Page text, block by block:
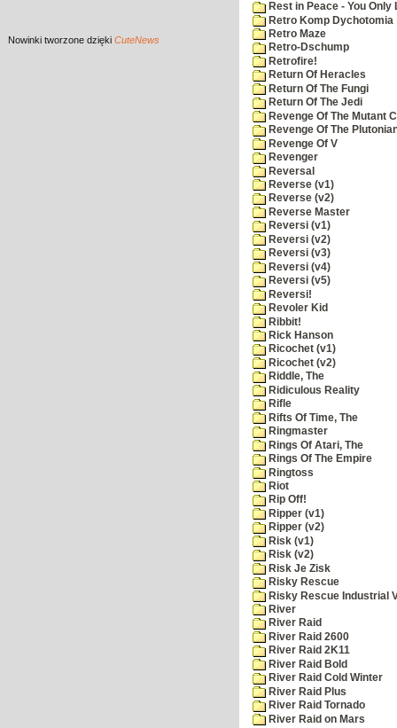
Nowinki tworzone dzięki CuteNews
Rest in Peace - You Only
Retro Komp Dychotomia
Retro Maze
Retro-Dschump
Retrofire!
Return Of Heracles
Return Of The Fungi
Return Of The Jedi
Revenge Of The Mutant
Revenge Of The
Revenge Of V
Revenger
Reversal
Reverse (v1)
Reverse (v2)
Reverse Master
Reversi (v1)
Reversi (v2)
Reversi (v3)
Reversi (v4)
Reversi (v5)
Reversi!
Revoler Kid
Ribbit!
Rick Hanson
Ricochet (v1)
Ricochet (v2)
Riddle, The
Ridiculous Reality
Rifle
Rifts Of Time, The
Ringmaster
Rings Of Atari, The
Rings Of The Empire
Ringtoss
Riot
Rip Off!
Ripper (v1)
Ripper (v2)
Risk (v1)
Risk (v2)
Risk Je Zisk
Risky Rescue
Risky Rescue Industrial
River
River Raid
River Raid 2600
River Raid 2K11
River Raid Bold
River Raid Cold Winter
River Raid Plus
River Raid Tornado
River Raid on Mars